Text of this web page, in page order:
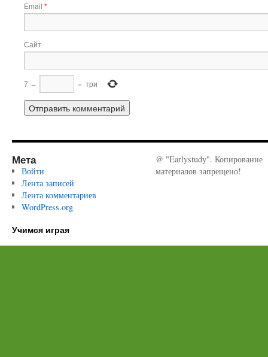
Email *
Сайт
7 − = три
Мета
Войти
Лента записей
Лента комментариев
WordPress.org
@ "Earlystudy". Копирование
материалов запрещено!
Учимся играя